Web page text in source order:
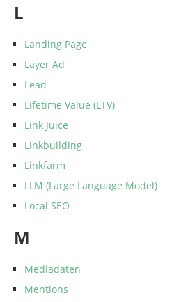
L
Landing Page
Layer Ad
Lead
Lifetime Value (LTV)
Link Juice
Linkbuilding
Linkfarm
LLM (Large Language Model)
Local SEO
M
Mediadaten
Mentions